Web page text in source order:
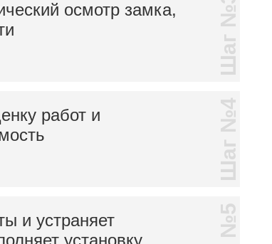
осмотр замка,
Шаг №3
работ и
Шаг №4
и устраняет
установку